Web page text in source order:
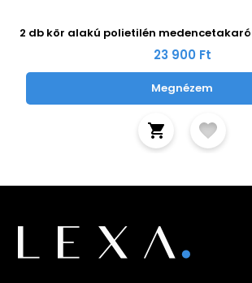
2 db kör alakú polietilén
23 900 Ft
Megnézem